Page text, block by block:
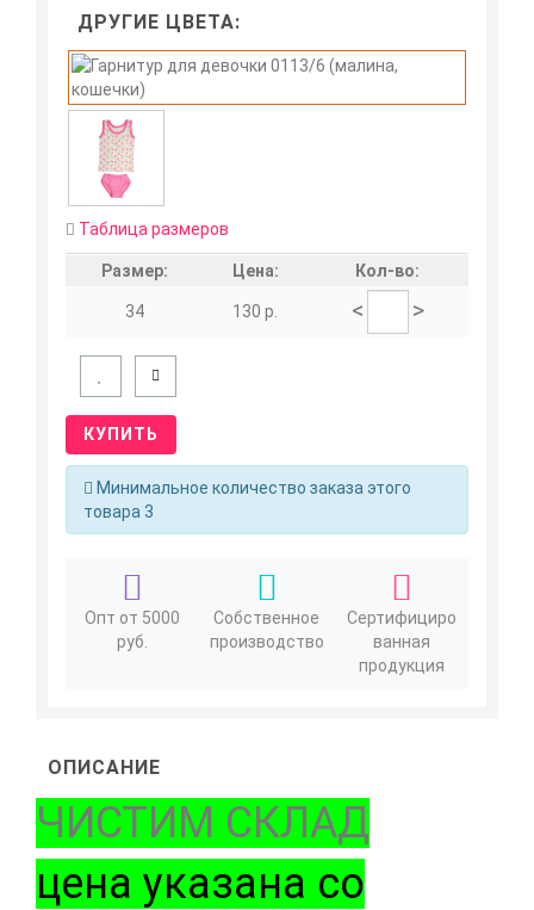
ДРУГИЕ ЦВЕТА:
Таблица размеров
Размер: Цена: Кол-во:
34 130 р. < >
КУПИТЬ
Минимальное количество заказа этого
товара 3
Опт от 5000
руб.
Собственное
производство
Сертифициро
ванная
продукция
ОПИСАНИЕ
ЧИСТИМ СКЛАД
цена указана со